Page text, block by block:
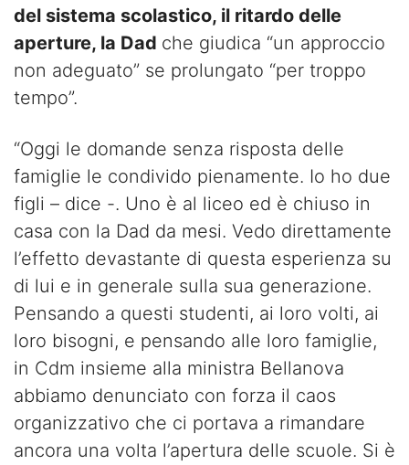
del sistema scolastico, il ritardo delle
aperture, la Dad che giudica “un approccio
non adeguato” se prolungato “per troppo
tempo”.
“Oggi le domande senza risposta delle
famiglie le condivido pienamente. Io ho due
figli – dice -. Uno è al liceo ed è chiuso in
casa con la Dad da mesi. Vedo direttamente
l’effetto devastante di questa esperienza su
di lui e in generale sulla sua generazione.
Pensando a questi studenti, ai loro volti, ai
loro bisogni, e pensando alle loro famiglie,
in Cdm insieme alla ministra Bellanova
abbiamo denunciato con forza il caos
organizzativo che ci portava a rimandare
ancora una volta l’apertura delle scuole. Si è